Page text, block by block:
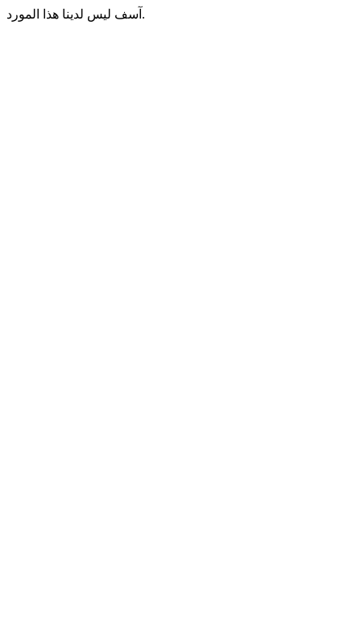
آسف ليس لدينا هذا المورد.